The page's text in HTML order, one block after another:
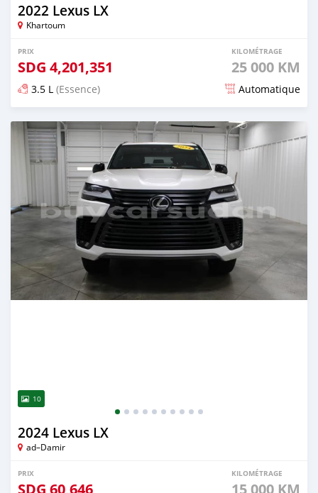
2022 Lexus LX
Khartoum
PRIX
SDG 4,201,351
KILOMÉTRAGE
25 000 KM
3.5 L (Essence) Automatique
Publié il y a 5 mois
10
2024 Lexus LX
ad–Damir
PRIX
SDG 60,646
KILOMÉTRAGE
15 000 KM